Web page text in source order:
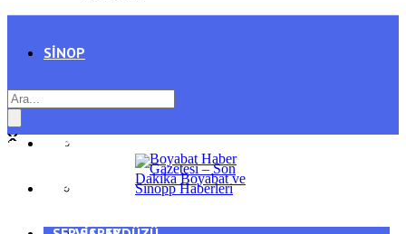
SINOP
AYANCIK
GENEL
SPOR